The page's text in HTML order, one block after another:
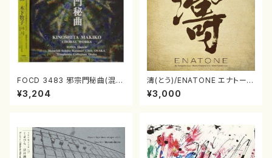
FOCD 3483 邪宗門秘曲(混声
合唱/木下牧子/CD)
¥3,204
濤(とう)/ENATONE エナトーネ
(CD)
¥3,000